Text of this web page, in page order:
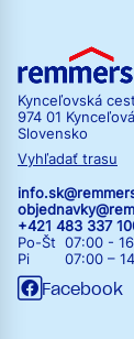
Kynceľovská
974 01 Kynceľová
Slovensko
Vyhľadať trasu
+421 483 337
Po-Št 07:00 -
Pi 07:00 –
Facebook